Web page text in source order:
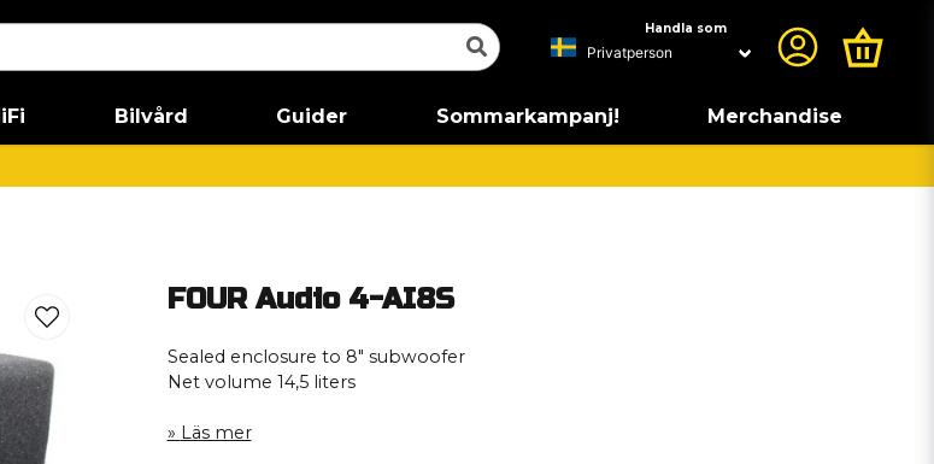
Handla som
Bilvård Guider Sommarkampanj! Merchandise
FOUR Audio 4-AI8S
Sealed enclosure to 8″ subwoofer
Net volume 14,5 liters
Läs mer